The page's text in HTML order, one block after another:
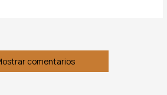
comentarios